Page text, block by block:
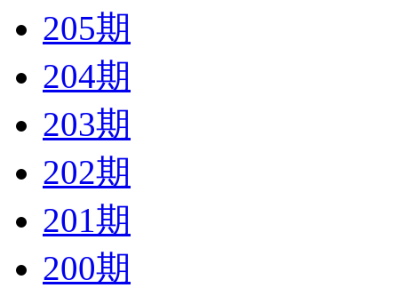
205期
204期
203期
202期
201期
200期